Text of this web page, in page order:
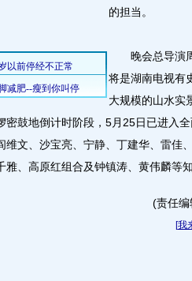
的担当。
晚会总导演
将是湖南电视有
大规模的山水实
鼓地倒计时阶段，5月25日已进入全
文、沙宝亮、宁静、丁建华、雷佳、
雅、高原红组合及钟镇涛、黄伟麟等知
(责任编
[我